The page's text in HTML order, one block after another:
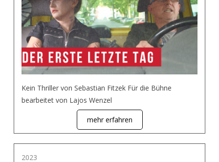
Kein Thriller von Sebastian Fitzek Für die Bühne
bearbeitet von Lajos Wenzel
mehr erfahren
2023